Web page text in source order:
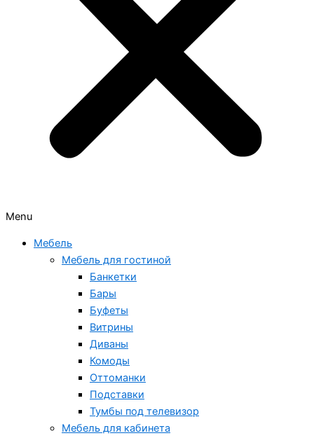
Menu
Мебель
Мебель для гостиной
Банкетки
Бары
Буфеты
Витрины
Диваны
Комоды
Оттоманки
Подставки
Тумбы под телевизор
Мебель для кабинета